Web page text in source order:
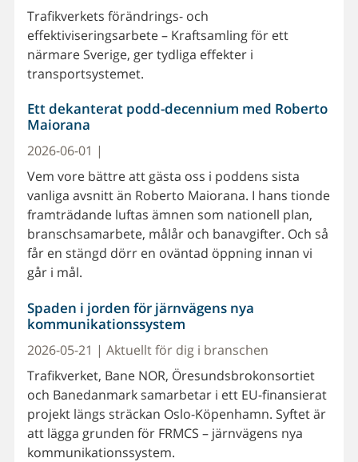
Trafikverkets förändrings- och
effektiviseringsarbete – Kraftsamling för ett
närmare Sverige, ger tydliga effekter i
transportsystemet.
Ett dekanterat podd-decennium med Roberto
Maiorana
2026-06-01 |
Vem vore bättre att gästa oss i poddens sista
vanliga avsnitt än Roberto Maiorana. I hans tionde
framträdande luftas ämnen som nationell plan,
branschsamarbete, målår och banavgifter. Och så
får en stängd dörr en oväntad öppning innan vi
går i mål.
Spaden i jorden för järnvägens nya
kommunikationssystem
2026-05-21 | Aktuellt för dig i branschen
Trafikverket, Bane NOR, Öresundsbrokonsortiet
och Banedanmark samarbetar i ett EU-finansierat
projekt längs sträckan Oslo-Köpenhamn. Syftet är
att lägga grunden för FRMCS – järnvägens nya
kommunikationssystem.